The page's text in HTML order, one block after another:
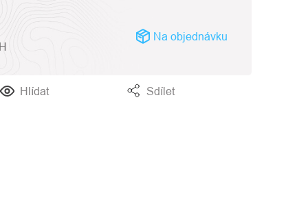
Hlídat Sdílet
Na objednávku